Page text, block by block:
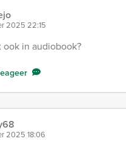
2025 22:15
in audiobook?
2025 18:06